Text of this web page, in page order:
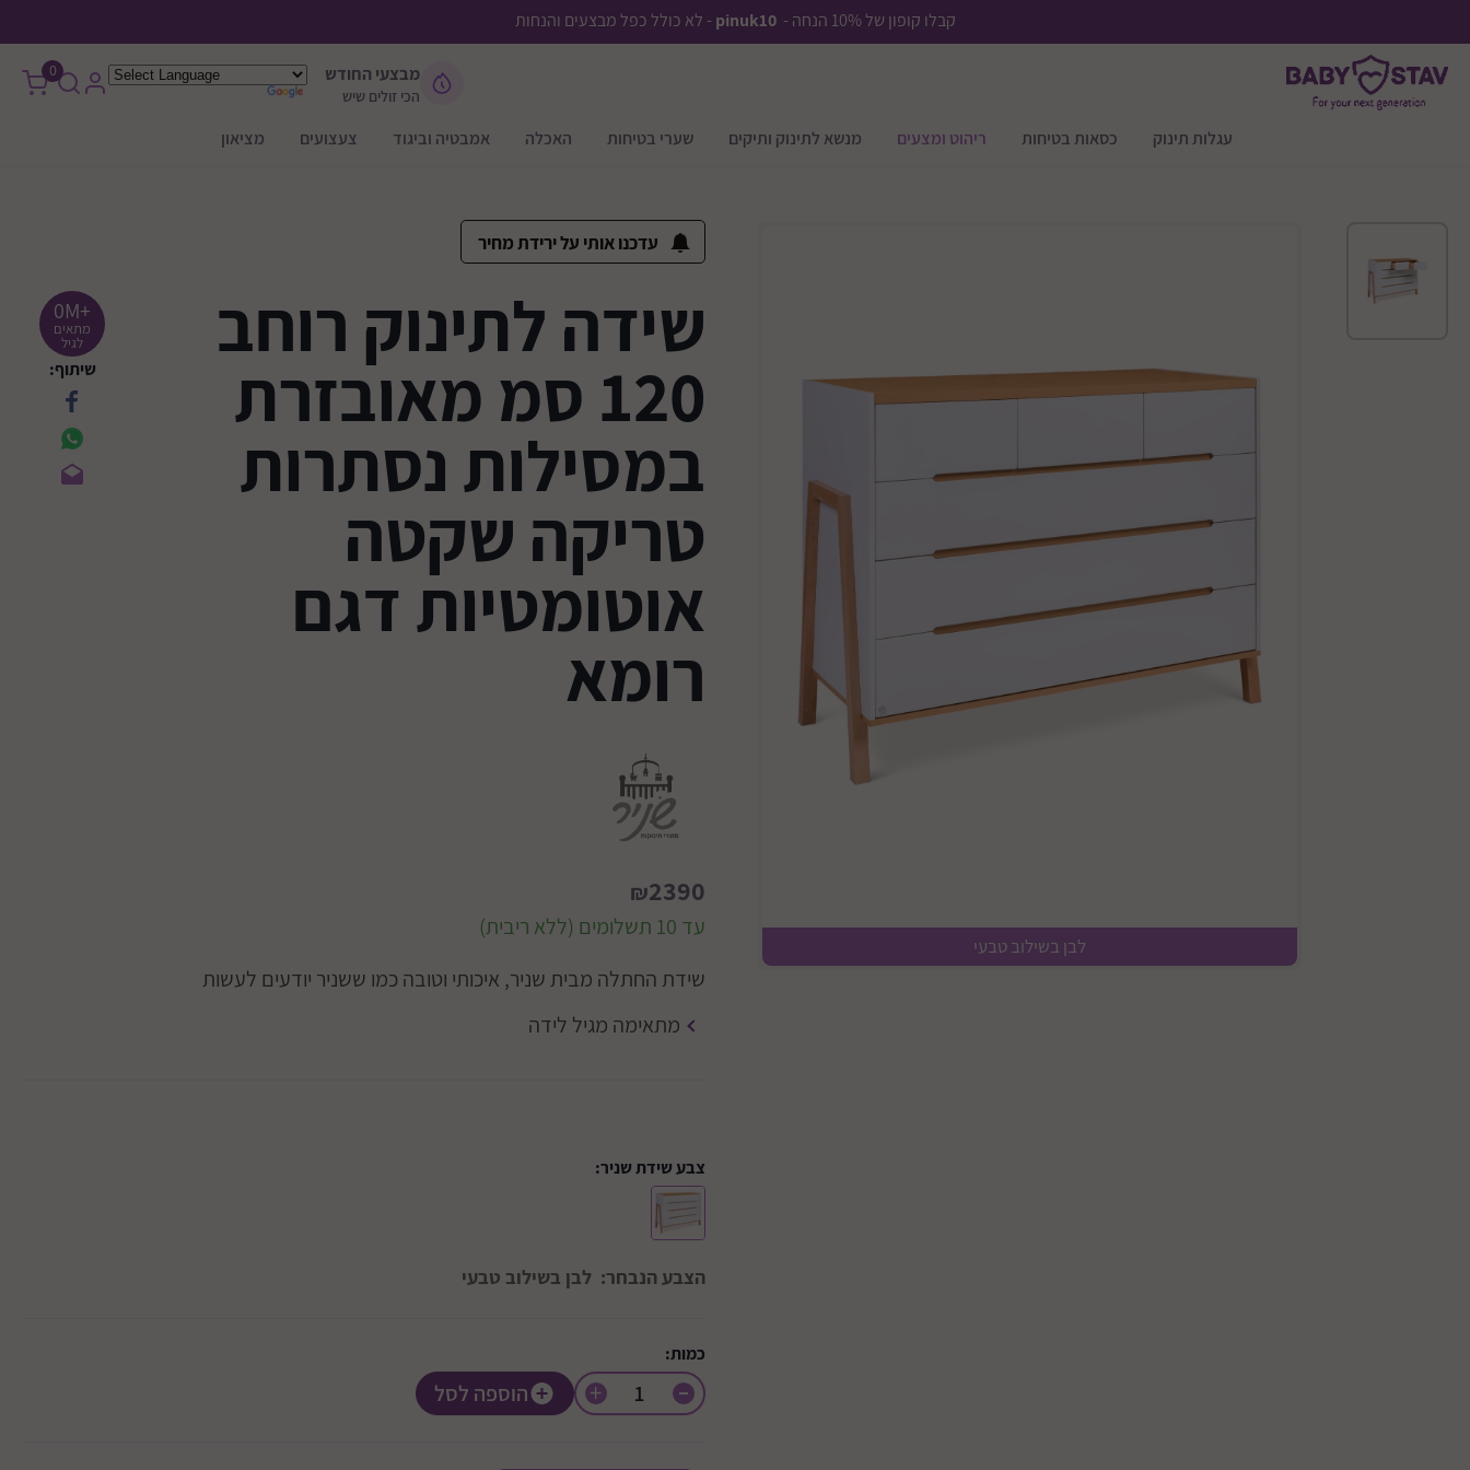
קבלו קופון של 10% הנחה - pinuk10 - לא כולל כפל מבצעים והנחות
עגלות תינוק כסאות בטיחות ריהוט ומצעים מנשא לתינוק ותיקים שערי בטיחות האכלה אמבטיה וביגוד צעצועים מציאון
מבצעי החודש
הכי זולים שיש
0
לבן בשילוב טבעי
עדכנו אותי על ירידת מחיר
שידה לתינוק רוחב
120 סמ מאובזרת
במסילות נסתרות
טריקה שקטה
אוטומטיות דגם
רומא
₪2390
עד 10 תשלומים (ללא ריבית)
+0M
מתאים
לגיל
שיתוף:
שידת החתלה מבית שניר, איכותי וטובה כמו ששניר יודעים לעשות
מתאימה מגיל לידה
צבע שידת שניר:
הצבע הנבחר: לבן בשילוב טבעי
כמות:
+ הוספה לסל